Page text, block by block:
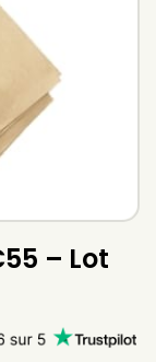
– Lot